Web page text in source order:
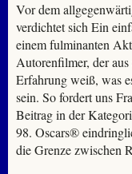
Vor dem
verdichtet sich Ein
einem fulminanten
Autorenfilmer, der aus
Erfahrung weiß, was
sein. So fordert uns
Beitrag in der
98. Oscars®
die Grenze zwischen